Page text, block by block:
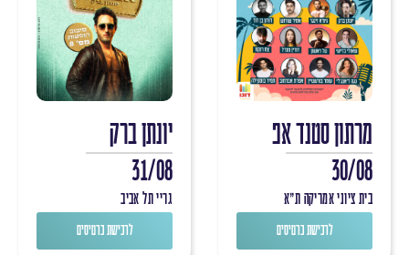
מרתון סטנד אפ
30/08
בית ציוני אמריקה ת"א
לרכישת כרטיסים
יונתן ברק
31/08
גריי תל אביב
לרכישת כרטיסים